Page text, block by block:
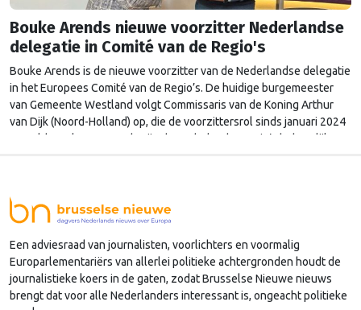
Bouke Arends nieuwe voorzitter Nederlandse
delegatie in Comité van de Regio's
Bouke Arends is de nieuwe voorzitter van de Nederlandse delegatie
in het Europees Comité van de Regio’s. De huidige burgemeester
van Gemeente Westland volgt Commissaris van de Koning Arthur
van Dijk (Noord-Holland) op, die de voorzittersrol sinds januari 2024
vervulde. Volgens Arends zijn de Nederlandse regio’s behoorlijk
Een adviesraad van journalisten, voorlichters en voormalig
Europarlementariërs van allerlei politieke achtergronden houdt de
journalistieke koers in de gaten, zodat Brusselse Nieuwe nieuws
brengt dat voor alle Nederlanders interessant is, ongeacht politieke